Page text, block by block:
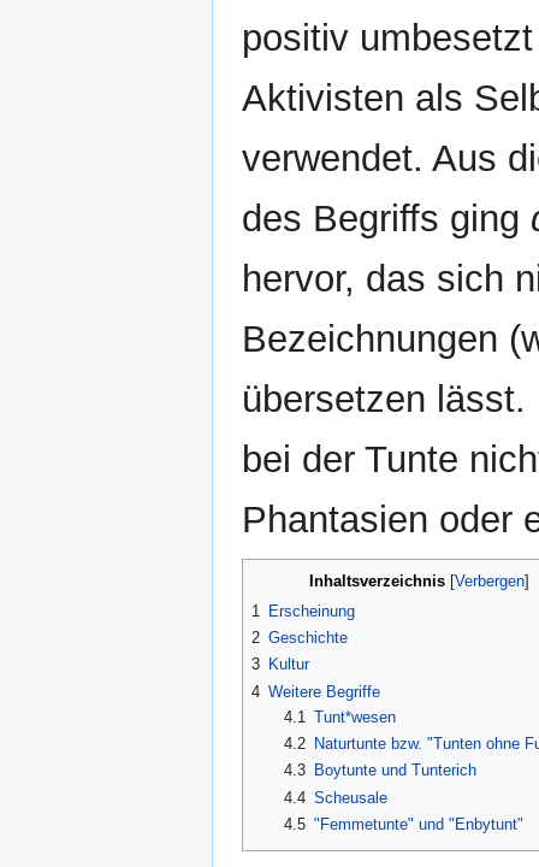
positiv
Aktivisten als
verwendet. Aus
des Begriffs ging
hervor, das sich
Bezeichnungen
übersetzen
bei der Tunte
Phantasien oder
Inhaltsverzeichnis
1
Erscheinung
2 Geschichte
3 Kultur
4 Weitere Begriffe
4.1 Tunt*wesen
4.2
Naturtunte bzw. "Tunten ohne
4.3
Boytunte und Tunterich
4.4 Scheusale
4.5 "Femmetunte" und "Enbytunt"